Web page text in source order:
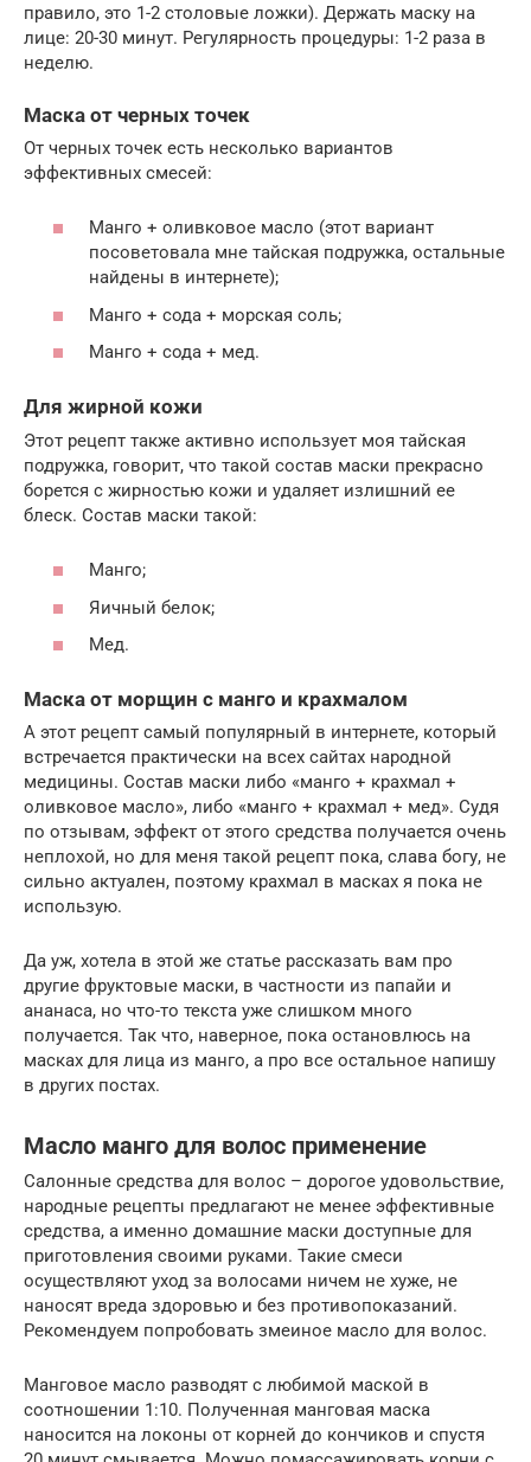
правило, это 1-2 столовые ложки). Держать маску на
лице: 20-30 минут. Регулярность процедуры: 1-2 раза в
неделю.
Маска от черных точек
От черных точек есть несколько вариантов
эффективных смесей:
Манго + оливковое масло (этот вариант
посоветовала мне тайская подружка, остальные
найдены в интернете);
Манго + сода + морская соль;
Манго + сода + мед.
Для жирной кожи
Этот рецепт также активно использует моя тайская
подружка, говорит, что такой состав маски прекрасно
борется с жирностью кожи и удаляет излишний ее
блеск. Состав маски такой:
Манго;
Яичный белок;
Мед.
Маска от морщин с манго и крахмалом
А этот рецепт самый популярный в интернете, который
встречается практически на всех сайтах народной
медицины. Состав маски либо «манго + крахмал +
оливковое масло», либо «манго + крахмал + мед». Судя
по отзывам, эффект от этого средства получается очень
неплохой, но для меня такой рецепт пока, слава богу, не
сильно актуален, поэтому крахмал в масках я пока не
использую.
Да уж, хотела в этой же статье рассказать вам про
другие фруктовые маски, в частности из папайи и
ананаса, но что-то текста уже слишком много
получается. Так что, наверное, пока остановлюсь на
масках для лица из манго, а про все остальное напишу
в других постах.
Масло манго для волос применение
Салонные средства для волос – дорогое удовольствие,
народные рецепты предлагают не менее эффективные
средства, а именно домашние маски доступные для
приготовления своими руками. Такие смеси
осуществляют уход за волосами ничем не хуже, не
наносят вреда здоровью и без противопоказаний.
Рекомендуем попробовать змеиное масло для волос.
Манговое масло разводят с любимой маской в
соотношении 1:10. Полученная манговая маска
наносится на локоны от корней до кончиков и спустя